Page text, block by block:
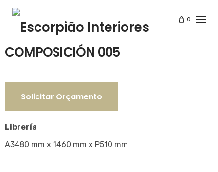
Skip
content
0
Tienda/COMPOSICIÓN 005
COMPOSICIÓN 005
Solicitar Orçamento
Librería
A3480 mm x 1460 mm x P510 mm